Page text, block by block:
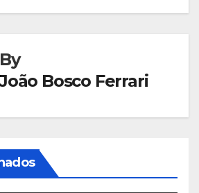
By
João Bosco Ferrari